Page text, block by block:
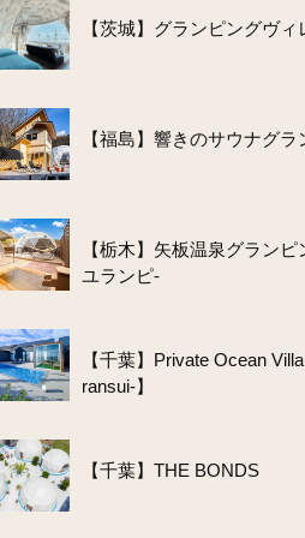
【茨城】グランピングヴ
【福島】響きのサウナグラ
【栃木】矢板温泉グラン
ユランピ-
【千葉】Private Ocean
ransui-】
【千葉】THE BONDS